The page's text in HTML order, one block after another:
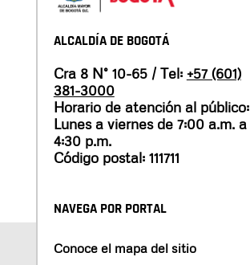
ALCALDÍA DE BOGOTÁ
Cra 8 N° 10-65 / Tel: +57 (601)
381-3000
Horario de atención al público:
Lunes a viernes de 7:00 a.m. a
4:30 p.m.
Código postal: 111711
NAVEGA POR PORTAL
Conoce el mapa del sitio